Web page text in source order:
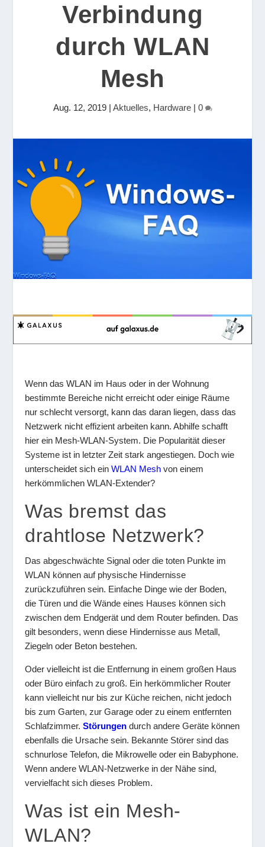
Verbindung
durch WLAN
Mesh
Aug. 12, 2019| Aktuelles, Hardware| 0
Wenn das WLAN im Haus oder in der Wohnung
bestimmte Bereiche nicht erreicht oder einige Räume
nur schlecht versorgt, kann das daran liegen, dass das
Netzwerk nicht effizient arbeiten kann. Abhilfe schafft
hier ein Mesh-WLAN-System. Die Popularität dieser
Systeme ist in letzter Zeit stark angestiegen. Doch wie
unterscheidet sich einWLAN Mesh von einem
herkömmlichen WLAN-Extender?
Was bremst das
drahtlose Netzwerk?
Das abgeschwächte Signal oder die toten Punkte im
WLAN können auf physische Hindernisse
zurückzuführen sein. Einfache Dinge wie der Boden,
die Türen und die Wände eines Hauses können sich
zwischen dem Endgerät und dem Router befinden. Das
gilt besonders, wenn diese Hindernisse aus Metall,
Ziegeln oder Beton bestehen.
Oder vielleicht ist die Entfernung in einem großen Haus
oder Büro einfach zu groß. Ein herkömmlicher Router
kann vielleicht nur bis zur Küche reichen, nicht jedoch
bis zum Garten, zur Garage oder zu einem entfernten
Schlafzimmer.Störungen durch andere Geräte können
ebenfalls die Ursache sein. Bekannte Störer sind das
schnurlose Telefon, die Mikrowelle oder ein Babyphone.
Wenn andere WLAN-Netzwerke in der Nähe sind,
vervielfacht sich dieses Problem.
Was ist ein Mesh-
WLAN?